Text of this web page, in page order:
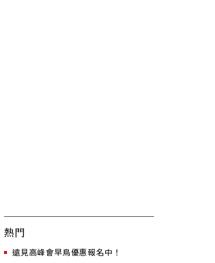
熱門
遠見高峰會早鳥優惠報名中！